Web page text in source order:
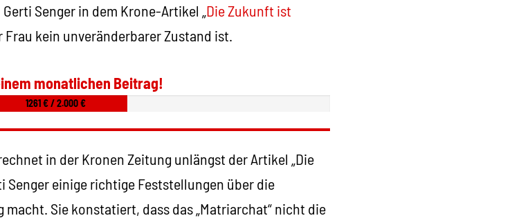
Senger in dem Krone-Artikel „ Die Zukunft ist
Frau kein unveränderbarer Zustand ist.
monatlichen Beitrag!
1261 € / 2.000 €
in der Kronen Zeitung unlängst der Artikel „Die
einige richtige Feststellungen über die
Sie konstatiert, dass das „Matriarchat“ nicht die